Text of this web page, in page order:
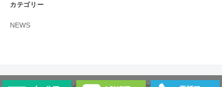
カテゴリー
NEWS